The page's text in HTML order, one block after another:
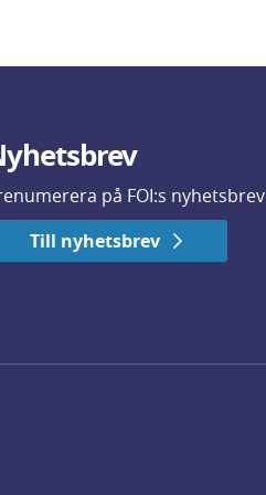
på FOI:s nyhetsbrev
Till nyhetsbrev